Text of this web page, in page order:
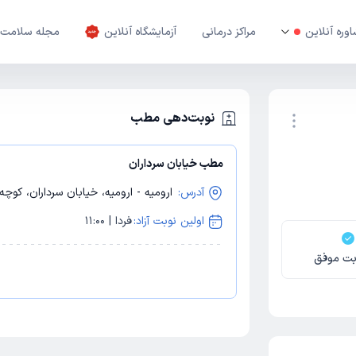
آنلاین مراکز درمانی آزمایشگاه آنلاین مجله سلامت
موفق
نوبت‌دهی مطب
مطب خیابان سرداران
آدرس: ارومیه - ارومیه، خیابان سرداران، کوچه
اولین نوبت آزاد:فردا | 11:00